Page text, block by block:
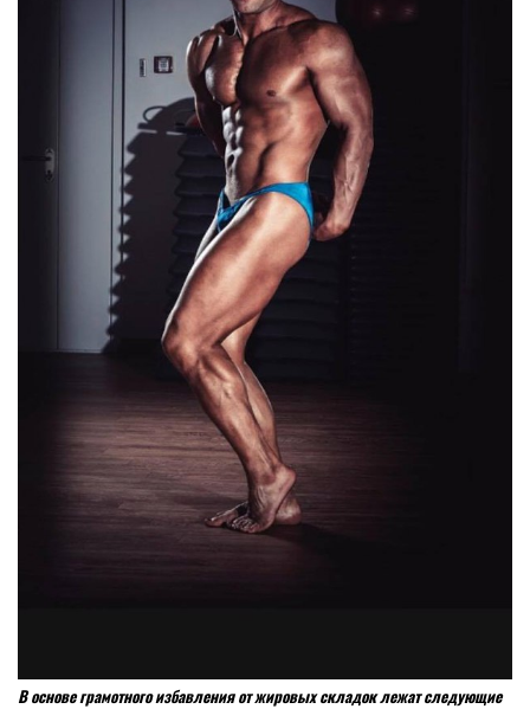
В основе грамотного избавления от жировых складок лежат следующие